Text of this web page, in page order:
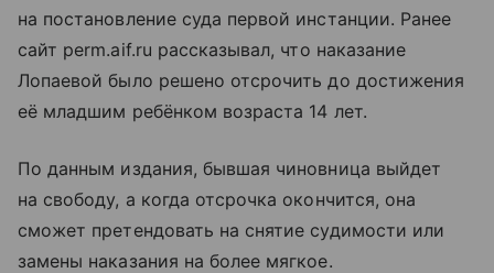
на постановление суда первой инстанции. Ранее
сайт perm.aif.ru рассказывал, что наказание
Лопаевой было решено отсрочить до достижения
её младшим ребёнком возраста 14 лет.
По данным издания, бывшая чиновница выйдет
на свободу, а когда отсрочка окончится, она
сможет претендовать на снятие судимости или
замены наказания на более мягкое.